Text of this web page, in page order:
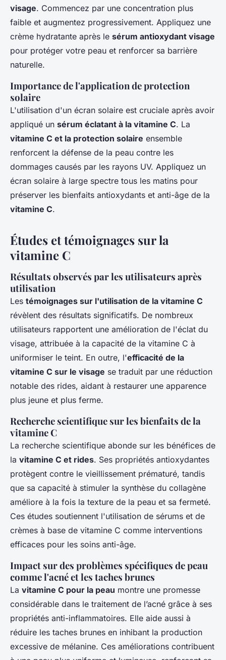
visage. Commencez par une concentration plus
faible et augmentez progressivement. Appliquez une
crème hydratante après le sérum antioxydant visage
pour protéger votre peau et renforcer sa barrière
naturelle.
Importance de l'application de protection
solaire
L'utilisation d'un écran solaire est cruciale après avoir
appliqué un sérum éclatant à la vitamine C. La
vitamine C et la protection solaire ensemble
renforcent la défense de la peau contre les
dommages causés par les rayons UV. Appliquez un
écran solaire à large spectre tous les matins pour
préserver les bienfaits antioxydants et anti-âge de la
vitamine C.
Études et témoignages sur la
vitamine C
Résultats observés par les utilisateurs après
utilisation
Les témoignages sur l'utilisation de la vitamine C
révèlent des résultats significatifs. De nombreux
utilisateurs rapportent une amélioration de l'éclat du
visage, attribuée à la capacité de la vitamine C à
uniformiser le teint. En outre, l'efficacité de la
vitamine C sur le visage se traduit par une réduction
notable des rides, aidant à restaurer une apparence
plus jeune et plus ferme.
Recherche scientifique sur les bienfaits de la
vitamine C
La recherche scientifique abonde sur les bénéfices de
la vitamine C et rides. Ses propriétés antioxydantes
protègent contre le vieillissement prématuré, tandis
que sa capacité à stimuler la synthèse du collagène
améliore à la fois la texture de la peau et sa fermeté.
Ces études soutiennent l'utilisation de sérums et de
crèmes à base de vitamine C comme interventions
efficaces pour les soins anti-âge.
Impact sur des problèmes spécifiques de peau
comme l'acné et les taches brunes
La vitamine C pour la peau montre une promesse
considérable dans le traitement de l’acné grâce à ses
propriétés anti-inflammatoires. Elle aide aussi à
réduire les taches brunes en inhibant la production
excessive de mélanine. Ces améliorations contribuent